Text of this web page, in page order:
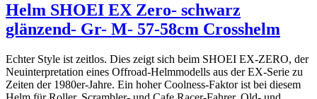
Helm SHOEI EX Zero- schwarz
glänzend- Gr- M- 57-58cm Crosshelm
Echter Style ist zeitlos. Dies zeigt sich beim SHOEI EX-ZERO, der
Neuinterpretation eines Offroad-Helmmodells aus der EX-Serie zu
Zeiten der 1980er-Jahre. Ein hoher Coolness-Faktor ist bei diesem